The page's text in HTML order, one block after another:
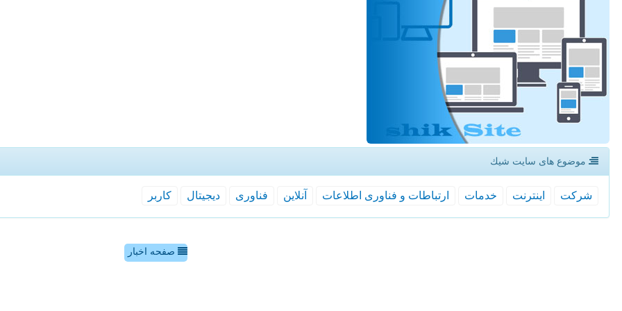
موضوع های سایت شیك
شركت اینترنت خدمات ارتباطات و فناوری اطلاعات آنلاین فناوری دیجیتال كاربر
صفحه اخبار